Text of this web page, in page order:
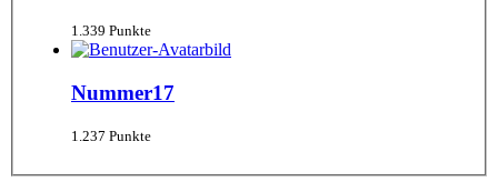
1.339 Punkte
Nummer17
1.237 Punkte